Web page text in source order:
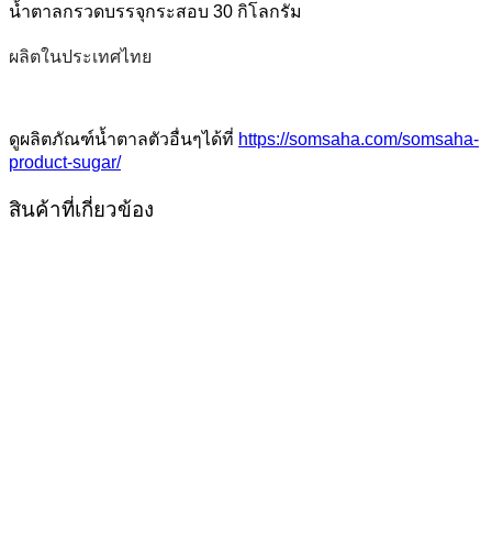
น้ำตาลกรวดบรรจุกระสอบ 30 กิโลกรัม
ผลิตในประเทศไทย
ดูผลิตภัณฑ์น้ำตาลตัวอื่นๆได้ที่ https://somsaha.com/somsaha-
product-sugar/
สินค้าที่เกี่ยวข้อง